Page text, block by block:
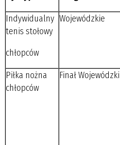
Indywidualny
tenis stołowy
chłopców
Wojewódzkie
Piłka nożna
chłopców
Finał Wojewódzki